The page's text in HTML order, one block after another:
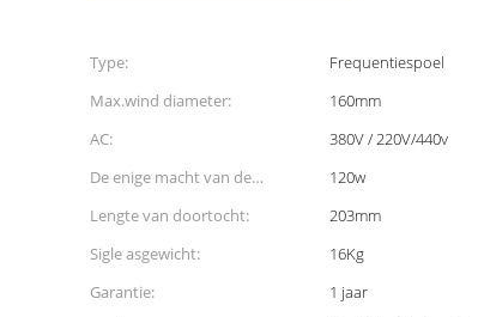
Type: Frequentiespoel
Max.wind diameter:
160mm
AC:
380V / 220V/440v
De enige macht van de
asmotor:
120w
Lengte van doortocht:
203mm
Sigle asgewicht:
16Kg
Garantie:
1 jaar